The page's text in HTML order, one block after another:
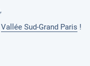
,
Vallée Sud-Grand Paris !